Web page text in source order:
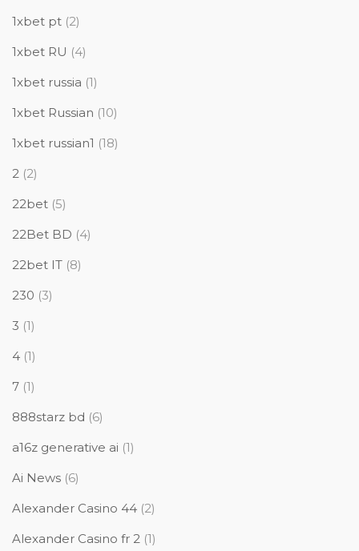
1xbet pt (2)
1xbet RU (4)
1xbet russia (1)
1xbet Russian (10)
1xbet russian1 (18)
2 (2)
22bet (5)
22Bet BD (4)
22bet IT (8)
230 (3)
3 (1)
4 (1)
7 (1)
888starz bd (6)
a16z generative ai (1)
Ai News (6)
Alexander Casino 44 (2)
Alexander Casino fr 2 (1)